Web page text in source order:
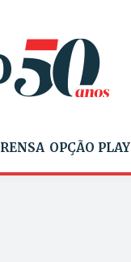
OPÇÃO PLAY